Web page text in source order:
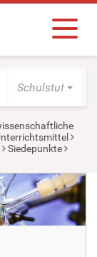
Schulstufe
Siedepunkte